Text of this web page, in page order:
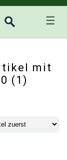
☰
mit
(1)